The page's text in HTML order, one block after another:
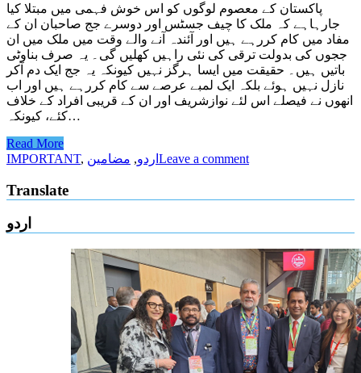
پاکستان کے معصوم لوگوں کو اس خوش فہمی میں مبتلا کیا
جارہاہے کہ ملک کا چیف جسٹس اور دوسرے جج صاحبان ان کے
مفاد میں کام کررہے ہیں اور آئندہ آنے والے وقت میں ملک میں ان
ججوں کی بدولت ترقی کی نئی راہیں کھلیں گی۔ یہ صرف بناوٹی
باتیں ہیں۔ حقیقت میں ایسا ہرگز نہیں کیونکہ یہ جج ایک دم آکر
نازل نہیں ہوئے بلکہ ایک لمبے عرصے سے کام کررہے ہیں اور اب
انھوں نے فیصلے اس لئے نوازشریف اور ان کے قریبی افراد کے خلاف
کئے، کیونکہ…
Read More
IMPORTANT, اردو, مضامین Leave a comment
Translate
اردو